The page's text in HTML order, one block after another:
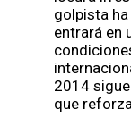
golpista
entrará en
2014
que